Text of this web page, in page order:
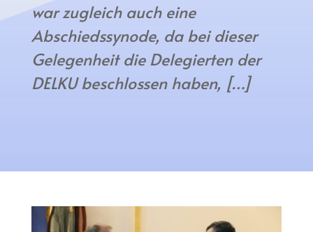
war zugleich auch eine
Abschiedssynode, da bei dieser
Gelegenheit die Delegierten der
DELKU beschlossen haben, […]